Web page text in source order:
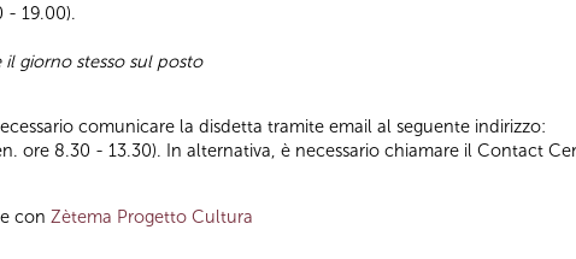
- 19.00).
giorno stesso sul posto
comunicare la disdetta tramite email al seguente indirizzo:
ore 8.30 - 13.30). In alternativa, è necessario chiamare il Contact
con Zètema Progetto Cultura